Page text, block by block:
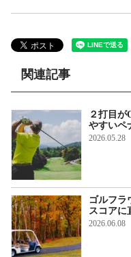
関連記事
２打目が
やすいペ
2026.05.28
ゴルフラ
スコアに
2026.06.08